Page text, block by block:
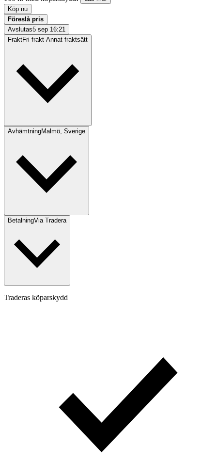
Köp nu
Föreslå pris
Avslutas5 sep 16:21
FraktFri frakt Annat fraktsätt
AvhämtningMalmö, Sverige
BetalningVia Tradera
Traderas köparskydd